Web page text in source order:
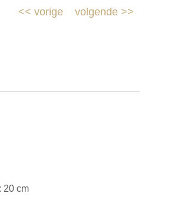
volgende >>
<< vorige
20 cm